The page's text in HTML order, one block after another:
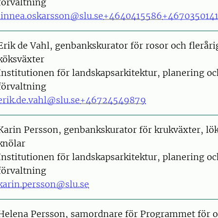
+4640415586
de Vahl, genbankskurator för rosor och
för landskapsarkitektur, planering
+46724549879
Persson, genbankskurator för krukväxter,
för landskapsarkitektur, planering
Persson, samordnare för Programmet för